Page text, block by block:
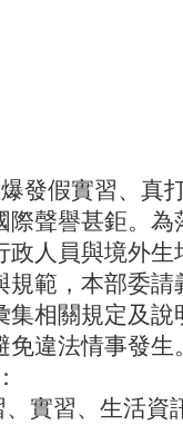
發假實習、真
聲譽甚鉅。為
人員與境外生
範，本部委請
相關規定及說
免違法情事發生
實習、生活資